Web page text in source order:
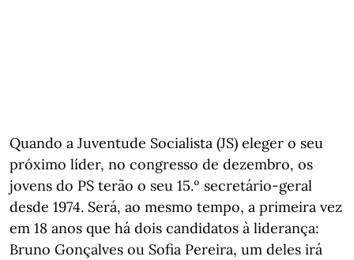
Quando a Juventude Socialista (JS) eleger o seu
próximo líder, no congresso de dezembro, os
jovens do PS terão o seu 15.º secretário-geral
desde 1974. Será, ao mesmo tempo, a primeira vez
em 18 anos que há dois candidatos à liderança:
Bruno Gonçalves ou Sofia Pereira, um deles irá